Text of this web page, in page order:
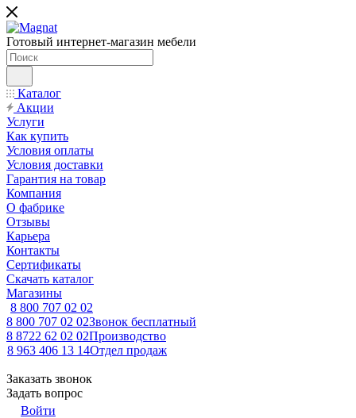
Готовый интернет-магазин мебели
Каталог
Акции
Услуги
Как купить
Условия оплаты
Условия доставки
Гарантия на товар
Компания
О фабрике
Отзывы
Карьера
Контакты
Сертификаты
Скачать каталог
Магазины
8 800 707 02 02
8 800 707 02 02Звонок бесплатный
8 8722 62 02 02Производство
8 963 406 13 14Отдел продаж
Заказать звонок
Задать вопрос
Войти